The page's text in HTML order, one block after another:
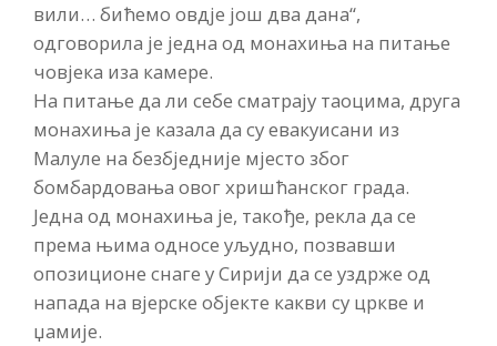
вили… бићемо овдје још два дана“,
одговорила је једна од монахиња на питање
човјека иза камере.
На питање да ли себе сматрају таоцима, друга
монахиња је казала да су евакуисани из
Малуле на безбједније мјесто због
бомбардовања овог хришћанског града.
Једна од монахиња је, такође, рекла да се
према њима односе уљудно, позвавши
опозиционе снаге у Сирији да се уздрже од
напада на вјерске објекте какви су цркве и
џамије.